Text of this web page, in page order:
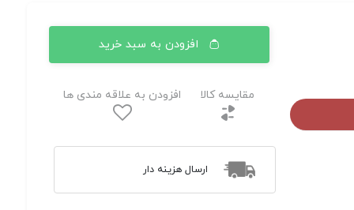
افزودن به سبد خرید
مقایسه کالا افزودن به علاقه مندی ها
ارسال هزینه دار